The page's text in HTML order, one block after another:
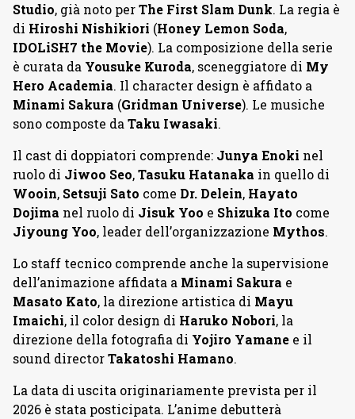
Studio, già noto perThe First Slam Dunk. La regia è
di Hiroshi Nishikiori (Honey Lemon Soda,
IDOLiSH7 the Movie). La composizione della serie
è curata da Yousuke Kuroda, sceneggiatore di My
Hero Academia. Il character design è affidato a
Minami Sakura (Gridman Universe). Le musiche
sono composte da Taku Iwasaki.
Il cast di doppiatori comprende: Junya Enoki nel
ruolo di Jiwoo Seo,Tasuku Hatanaka in quello di
Wooin, Setsuji Sato come Dr. Delein, Hayato
Dojima nel ruolo di Jisuk Yoo e Shizuka Ito come
Jiyoung Yoo, leader dell’organizzazione Mythos.
Lo staff tecnico comprende anche la supervisione
dell’animazione affidata a Minami Sakura e
Masato Kato, la direzione artistica di Mayu
Imaichi, il color design di Haruko Nobori, la
direzione della fotografia di Yojiro Yamane e il
sound directorTakatoshi Hamano.
La data di uscita originariamente prevista per il
2026 è stata posticipata. L’anime debutterà